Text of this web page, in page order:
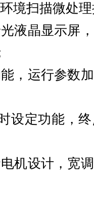
境扫描微处
液晶显示屏
，运行参数
设定功能，
机设计，宽